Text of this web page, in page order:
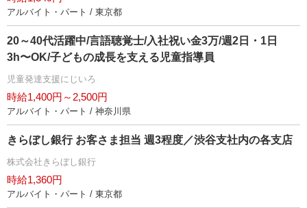
アルバイト・パート / 東京都
20～40代活躍中/言語聴覚士/入社祝い金3万/週2日・1日
3h〜OK/子どもの成長を支える児童指導員
児童発達支援にじいろ
時給1,400円～2,500円
アルバイト・パート / 神奈川県
きらぼし銀行 お客さま担当 週3程度／渋谷支社内の各支店
株式会社きらぼし銀行
時給1,360円
アルバイト・パート / 東京都